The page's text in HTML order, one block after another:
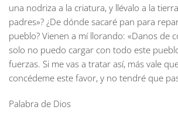
una nodriza a la criatura, y llévalo a la
padres»? ¿De dónde sacaré pan para
pueblo? Vienen a mí llorando: «Danos de
solo no puedo cargar con todo este
fuerzas. Si me vas a tratar así, más vale
concédeme este favor, y no tendré que
Palabra de Dios